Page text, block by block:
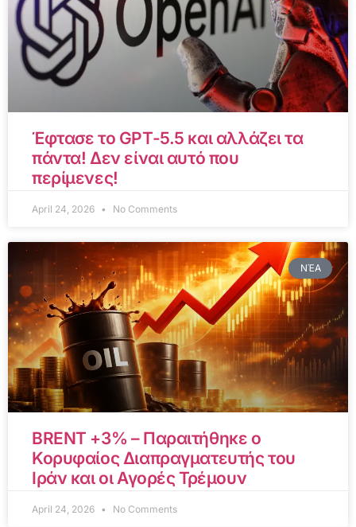
Έφτασε το GPT-5.5 και αλλάζει τα
πάντα! Δεν είναι αυτό που
περίμενες!
April 24, 2026 No Comments
ΝΈΑ
BRENT +3% – Παραιτήθηκε ο
Κορυφαίος Διαπραγματευτής του
Ιράν και οι Αγορές Τρέμουν
April 24, 2026 No Comments